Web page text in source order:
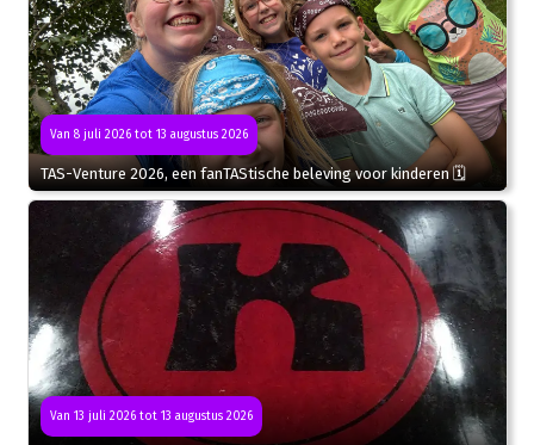
Van 8 juli 2026 tot 13 augustus 2026
TAS-Venture 2026, een fanTAStische beleving voor kinderen 🗓
Van 13 juli 2026 tot 13 augustus 2026